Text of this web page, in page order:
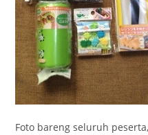
Foto bareng seluruh